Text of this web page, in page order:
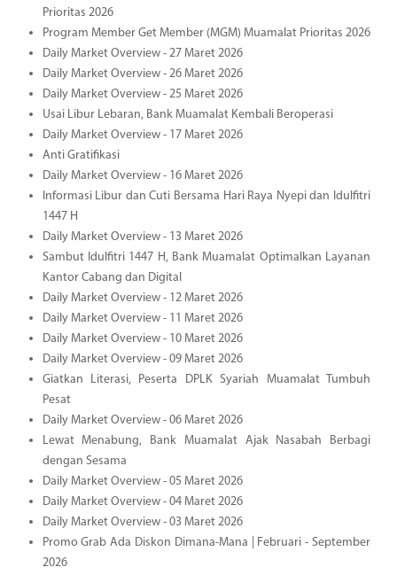
Prioritas 2026
Program Member Get Member (MGM) Muamalat Prioritas 2026
Daily Market Overview - 27 Maret 2026
Daily Market Overview - 26 Maret 2026
Daily Market Overview - 25 Maret 2026
Usai Libur Lebaran, Bank Muamalat Kembali Beroperasi
Daily Market Overview - 17 Maret 2026
Anti Gratifikasi
Daily Market Overview - 16 Maret 2026
Informasi Libur dan Cuti Bersama Hari Raya Nyepi dan Idulfitri
1447 H
Daily Market Overview - 13 Maret 2026
Sambut Idulfitri 1447 H, Bank Muamalat Optimalkan Layanan
Kantor Cabang dan Digital
Daily Market Overview - 12 Maret 2026
Daily Market Overview - 11 Maret 2026
Daily Market Overview - 10 Maret 2026
Daily Market Overview - 09 Maret 2026
Giatkan Literasi, Peserta DPLK Syariah Muamalat Tumbuh
Pesat
Daily Market Overview - 06 Maret 2026
Lewat Menabung, Bank Muamalat Ajak Nasabah Berbagi
dengan Sesama
Daily Market Overview - 05 Maret 2026
Daily Market Overview - 04 Maret 2026
Daily Market Overview - 03 Maret 2026
Promo Grab Ada Diskon Dimana-Mana | Februari - September
2026